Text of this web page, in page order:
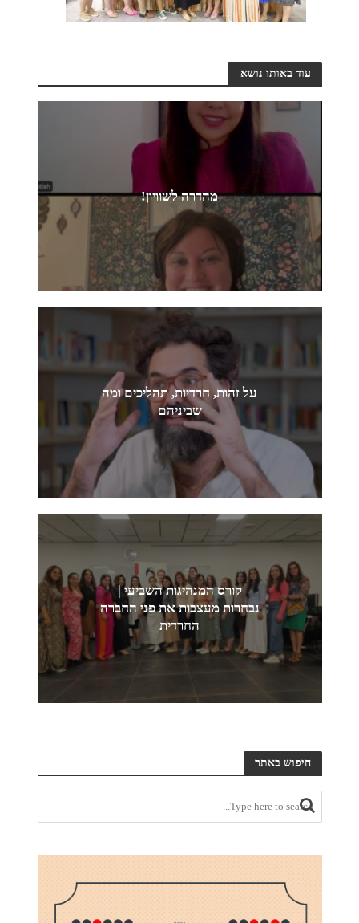
עוד באותו נושא
מהדרה לשוויון!
על זהות, חרדיות, תהליכים ומה
שביניהם
קורס המנהיגות השביעי |
נבחרות מעצבות את פני החברה
החרדית
חיפוש באתר